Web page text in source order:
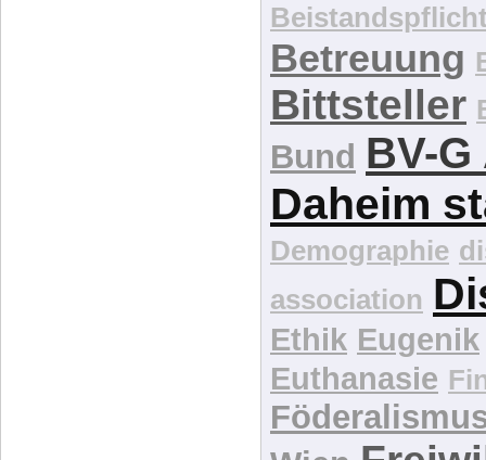
Betreuung
Bittsteller
Bund BV-
Daheim
Demographie
association
Ethik Eugenik
Euthanasie